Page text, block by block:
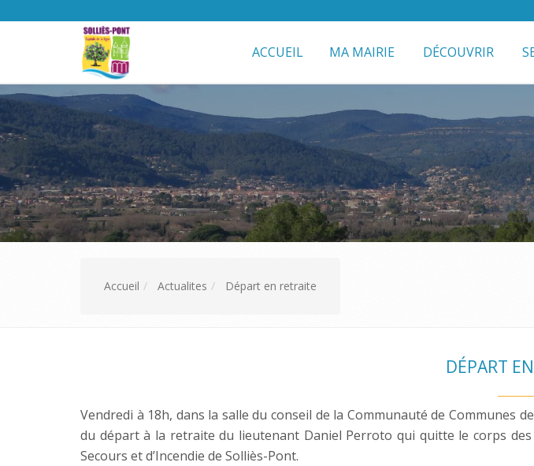
ACCUEIL MA MAIRIE DÉCOUVRIR
Accueil Actualites Départ en retraite
DÉPART
Vendredi à 18h, dans la salle du conseil de la Communauté de Communes
du départ à la retraite du lieutenant Daniel Perroto qui quitte le corps
Secours et d’Incendie de Solliès-Pont.